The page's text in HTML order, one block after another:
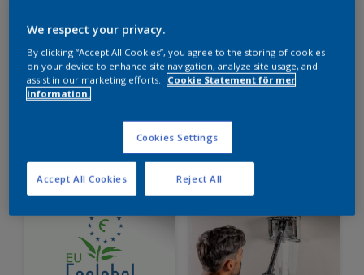
07 May, 2021
plast/komposit
material
07 May, 2021
We respect your privacy.
By clicking “Accept All Cookies”, you agree to the storing of cookies
on your device to enhance site navigation, analyze site usage, and
assist in our marketing efforts.
Cookie Statement för mer
information.
Cookies Settings
Reject All
Accept All Cookies